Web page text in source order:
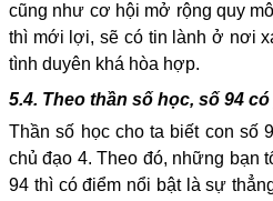
cũng như cơ hội mở rộng quy
thì mới lợi, sẽ có tin lành ở nơi
tình duyên khá hòa hợp.
5.4. Theo thần số học, số 94
Thần số học cho ta biết con số
chủ đạo 4. Theo đó, những bạn
94 thì có điểm nổi bật là sự